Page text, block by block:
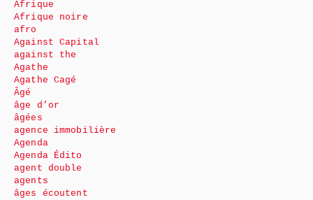
Afrique
Afrique noire
afro
Against Capital
against the
Agathe
Agathe Cagé
Âgé
âge d’or
âgées
agence immobilière
Agenda
Agenda Édito
agent double
agents
âges écoutent